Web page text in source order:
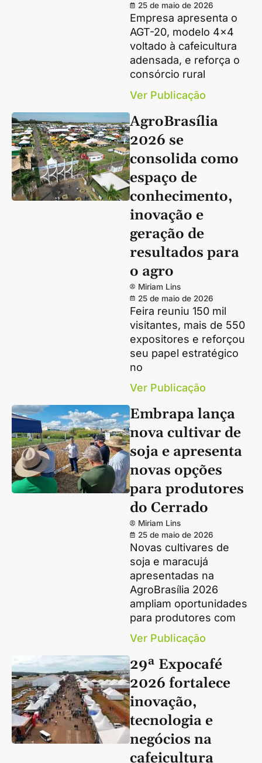
25 de maio de 2026
Empresa apresenta o
AGT-20, modelo 4×4
voltado à cafeicultura
adensada, e reforça o
consórcio rural
Ver Publicação
AgroBrasília
2026 se
consolida como
espaço de
conhecimento,
inovação e
geração de
resultados para
o agro
Miriam Lins
25 de maio de 2026
Feira reuniu 150 mil
visitantes, mais de 550
expositores e reforçou
seu papel estratégico
no
Ver Publicação
Embrapa lança
nova cultivar de
soja e apresenta
novas opções
para produtores
do Cerrado
Miriam Lins
25 de maio de 2026
Novas cultivares de
soja e maracujá
apresentadas na
AgroBrasília 2026
ampliam oportunidades
para produtores com
Ver Publicação
29ª Expocafé
2026 fortalece
inovação,
tecnologia e
negócios na
cafeicultura